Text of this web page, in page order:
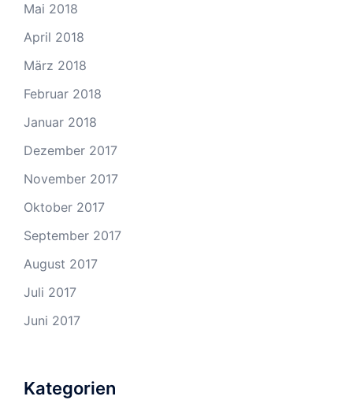
Mai 2018
April 2018
März 2018
Februar 2018
Januar 2018
Dezember 2017
November 2017
Oktober 2017
September 2017
August 2017
Juli 2017
Juni 2017
Kategorien